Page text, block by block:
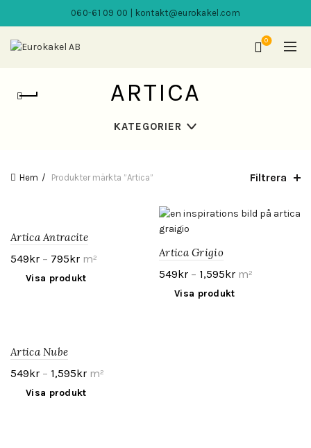
060-61 09 00 | kontakt@eurokakel.com
0
ARTICA
KATEGORIER
Hem Produkter märkta ”Artica” Filtrera
Artica Antracite
549kr – 795kr m²
Visa produkt
Artica Grigio
549kr – 1,595kr m²
Visa produkt
Artica Nube
549kr – 1,595kr m²
Visa produkt